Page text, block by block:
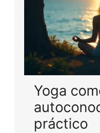
Yoga
práctico